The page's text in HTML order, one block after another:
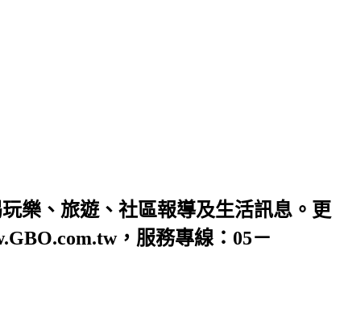
樂、旅遊、社區報導及生活訊息。更
，服務專線：05－